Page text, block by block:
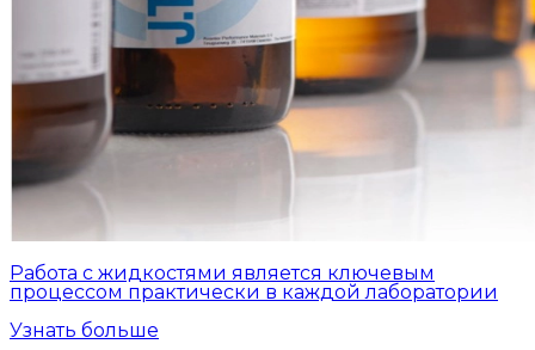
Работа с жидкостями является ключевым
процессом практически в каждой лаборатории
Узнать больше